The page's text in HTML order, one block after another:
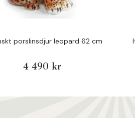
porslinsdjur leopard 62 cm
4 490 kr